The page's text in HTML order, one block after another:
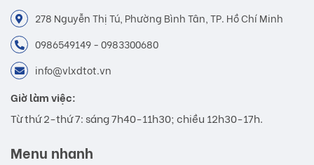
278 Nguyễn Thị Tú, Phường Bình Tân, TP. Hồ Chí Minh
0986549149 - 0983300680
info@vlxdtot.vn
Giờ làm việc:
Từ thứ 2-thứ 7: sáng 7h40-11h30; chiều 12h30-17h.
Menu nhanh